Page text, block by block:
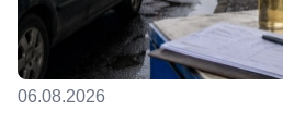
06.08.2026